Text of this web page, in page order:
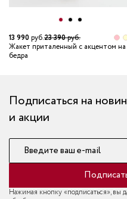
13 990руб.23 390руб.
Жакет приталенный с акцентом на
бедра
Подписаться на
и акции
Введите ваш e-mail
Нажимая кнопку «подписаться», вы